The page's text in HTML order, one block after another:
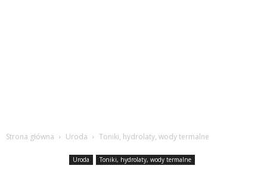
Strona główna Uroda Toniki, hydrolaty, wody termalne
Uroda Toniki, hydrolaty, wody termalne